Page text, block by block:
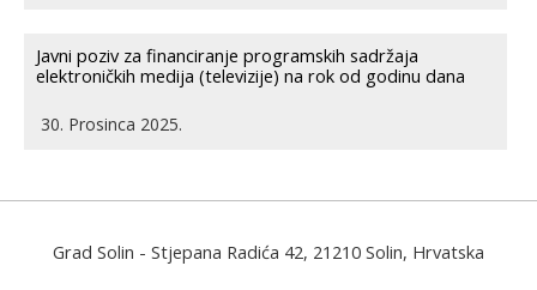
Javni poziv za financiranje programskih sadržaja
elektroničkih medija (televizije) na rok od godinu dana
30. Prosinca 2025.
Grad Solin - Stjepana Radića 42, 21210 Solin, Hrvatska